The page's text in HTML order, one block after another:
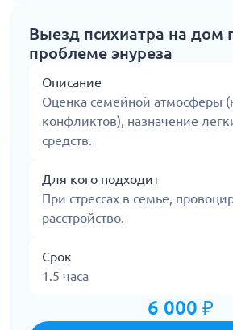
Выезд психиатра на дом
проблеме энуреза
Описание
Оценка семейной атмосферы
конфликтов), назначение
средств.
Для кого подходит
При стрессах в семье,
расстройство.
Срок
1.5 часа
6 000 ₽